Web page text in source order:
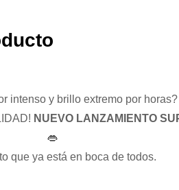
intenso y brillo extremo por horas?
NUEVO LANZAMIENTO
👄
que ya está en boca de todos.